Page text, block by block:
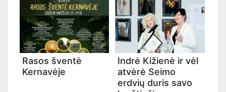
Rasos šventė
Kernavėje
Indrė Kižienė ir vėl
atvėrė Seimo
erdvių duris savo